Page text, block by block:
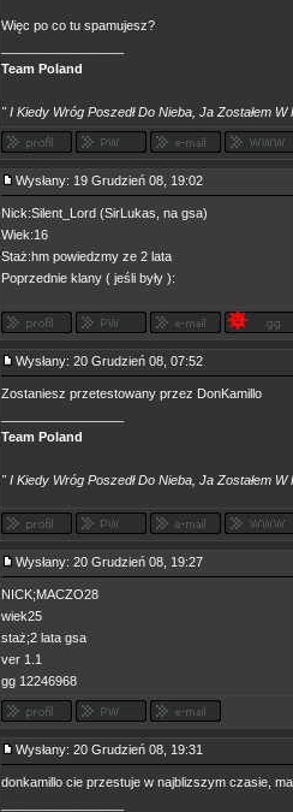
Więc po co tu spamujesz?
Team Poland
" I Kiedy Wróg Poszedł Do Nieba, Ja Zostałem W
Wysłany: 19 Grudzień 08, 19:02
Nick:Silent_Lord (SirLukas, na gsa)
Wiek:16
Staż:hm powiedzmy ze 2 lata
Poprzednie klany ( jeśli były ):
Wysłany: 20 Grudzień 08, 07:52
Zostaniesz przetestowany przez DonKamillo
Team Poland
" I Kiedy Wróg Poszedł Do Nieba, Ja Zostałem W
Wysłany: 20 Grudzień 08, 19:27
NICK;MACZO28
wiek25
staż;2 lata gsa
ver 1.1
gg 12246968
Wysłany: 20 Grudzień 08, 19:31
donkamillo cie przestuje w najblizszym czasie,